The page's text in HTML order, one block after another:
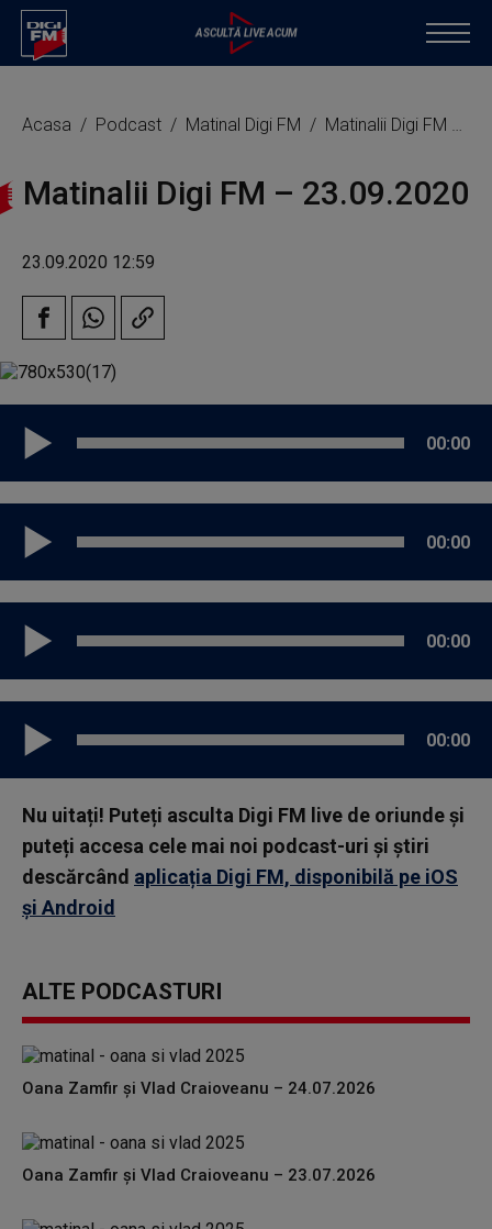
Acasa Podcast Matinal Digi FM Matinalii Digi FM – 23.09.2020
Matinalii Digi FM – 23.09.2020
23.09.2020 12:59
00:00
00:00
00:00
00:00
Nu uitați! Puteți asculta Digi FM live de oriunde și
puteți accesa cele mai noi podcast-uri și știri
descărcând aplicația Digi FM, disponibilă pe iOS
și Android
ALTE PODCASTURI
Oana Zamfir și Vlad Craioveanu – 24.07.2026
Oana Zamfir și Vlad Craioveanu – 23.07.2026